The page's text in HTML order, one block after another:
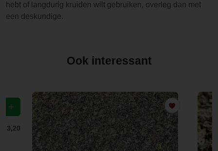
hebt of langdurig kruiden wilt gebruiken, overleg dan met
een deskundige.
Ook interessant
€ 3,20